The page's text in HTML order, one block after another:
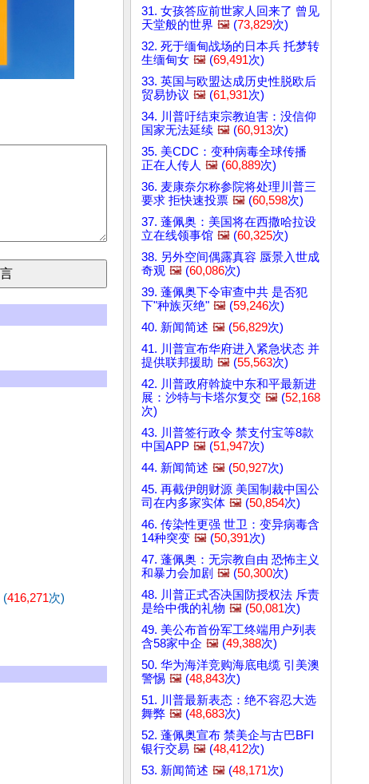
(416,271次)
31. 女孩答应前世家人回来了 曾见
天堂般的世界 🖼️ (73,829次)
32. 死于缅甸战场的日本兵 托梦转
生缅甸女 🖼️ (69,491次)
33. 英国与欧盟达成历史性脱欧后
贸易协议 🖼️ (61,931次)
34. 川普吁结束宗教迫害：没信仰
国家无法延续 🖼️ (60,913次)
35. 美CDC：变种病毒全球传播
正在人传人 🖼️ (60,889次)
36. 麦康奈尔称参院将处理川普三
要求 拒快速投票 🖼️ (60,598次)
37. 蓬佩奥：美国将在西撒哈拉设
立在线领事馆 🖼️ (60,325次)
38. 另外空间偶露真容 蜃景入世成
奇观 🖼️ (60,086次)
39. 蓬佩奥下令审查中共 是否犯
下"种族灭绝" 🖼️ (59,246次)
40. 新闻简述 🖼️ (56,829次)
41. 川普宣布华府进入紧急状态 并
提供联邦援助 🖼️ (55,563次)
42. 川普政府斡旋中东和平最新进
展：沙特与卡塔尔复交 🖼️ (52,168
次)
43. 川普签行政令 禁支付宝等8款
中国APP 🖼️ (51,947次)
44. 新闻简述 🖼️ (50,927次)
45. 再截伊朗财源 美国制裁中国公
司在内多家实体 🖼️ (50,854次)
46. 传染性更强 世卫：变异病毒含
14种突变 🖼️ (50,391次)
47. 蓬佩奥：无宗教自由 恐怖主义
和暴力会加剧 🖼️ (50,300次)
48. 川普正式否决国防授权法 斥责
是给中俄的礼物 🖼️ (50,081次)
49. 美公布首份军工终端用户列表
含58家中企 🖼️ (49,388次)
50. 华为海洋竞购海底电缆 引美澳
警惕 🖼️ (48,843次)
51. 川普最新表态：绝不容忍大选
舞弊 🖼️ (48,683次)
52. 蓬佩奥宣布 禁美企与古巴BFI
银行交易 🖼️ (48,412次)
53. 新闻简述 🖼️ (48,171次)